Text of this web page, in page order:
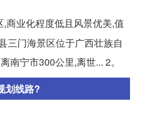
,商业化程度低且风景优美,值
三门海景区位于广西壮族自
南宁市300公里,离世... 2。
划线路?